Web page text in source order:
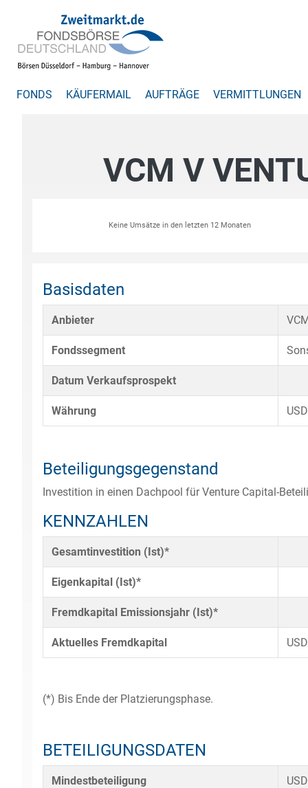
FONDS KÄUFERMAIL AUFTRÄGE VERMITTLUNGEN
VCM V
Keine Umsätze in den letzten 12 Monaten
Basisdaten
Anbieter
Fondssegment
Datum Verkaufsprospekt
Währung USD
Beteiligungsgegenstand
Investition in einen Dachpool für Venture Capital-
KENNZAHLEN
Gesamtinvestition (Ist)*
Eigenkapital (Ist)*
Fremdkapital Emissionsjahr (Ist)*
Aktuelles Fremdkapital
(*) Bis Ende der Platzierungsphase.
BETEILIGUNGSDATEN
Mindestbeteiligung